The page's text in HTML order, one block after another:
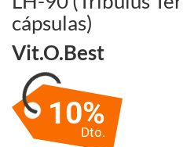
cápsulas)
Vit.o.best
10%
Dto.